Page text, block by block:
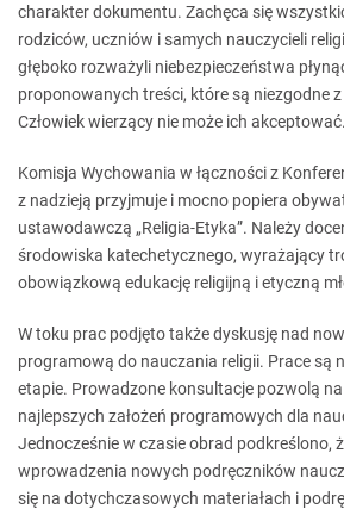
charakter dokumentu. Zachęca się
rodziców, uczniów i samych nauczycieli
głęboko rozważyli niebezpieczeństwa
proponowanych treści, które są niezgodne
Człowiek wierzący nie może ich akceptować.
Komisja Wychowania w łączności z
z nadzieją przyjmuje i mocno popiera
ustawodawczą „Religia-Etyka”. Należy
środowiska katechetycznego, wyrażający
obowiązkową edukację religijną i etyczną
W toku prac podjęto także dyskusję nad
programową do nauczania religii. Prace są
etapie. Prowadzone konsultacje pozwolą
najlepszych założeń programowych dla
Jednocześnie w czasie obrad podkreślono,
wprowadzenia nowych podręczników
się na dotychczasowych materiałach i